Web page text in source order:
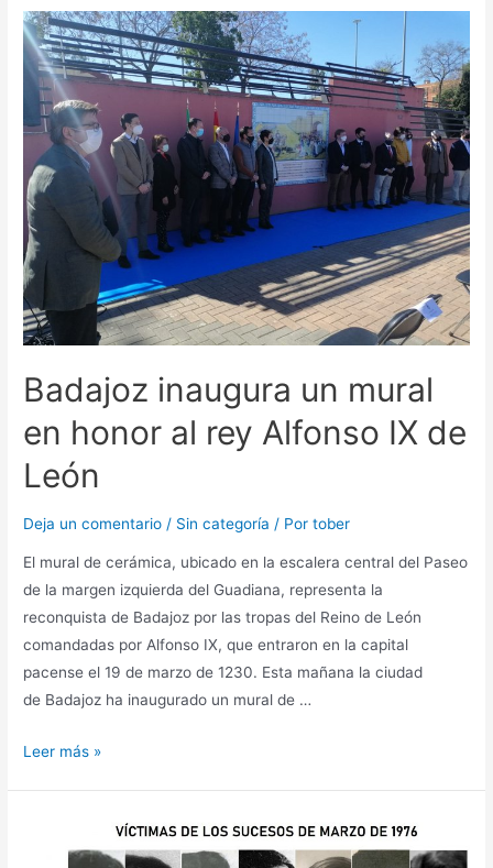
Badajoz inaugura un mural
en honor al rey Alfonso IX de
León
Deja un comentario / Sin categoría / Portober
El mural de cerámica, ubicado en la escalera central del Paseo
de la margen izquierda del Guadiana, representa la
reconquista de Badajoz por las tropas del Reino de León
comandadas por Alfonso IX, que entraron en la capital
pacense el 19 de marzo de 1230. Esta mañana la ciudad
de Badajoz ha inaugurado un mural de …
Leer más »